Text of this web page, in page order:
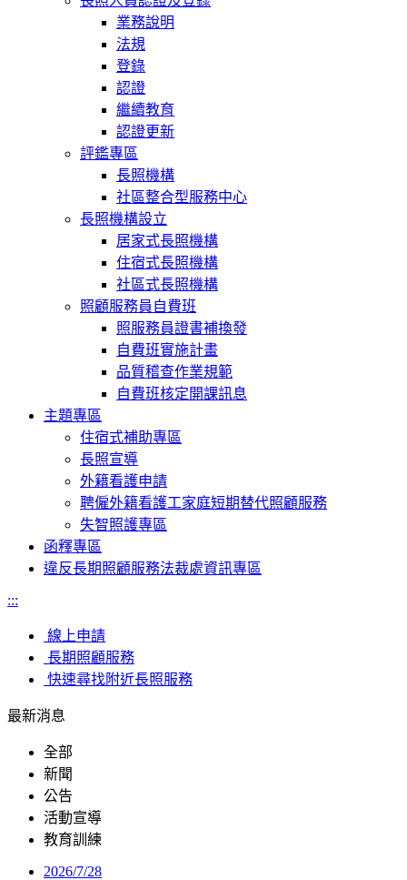
業務說明
法規
登錄
認證
繼續教育
認證更新
評鑑專區
長照機構
社區整合型服務中心
長照機構設立
居家式長照機構
住宿式長照機構
社區式長照機構
照顧服務員自費班
照服務員證書補換發
自費班實施計畫
品質稽查作業規範
自費班核定開課訊息
主題專區
住宿式補助專區
長照宣導
外籍看護申請
聘僱外籍看護工家庭短期替代照顧服務
失智照護專區
函釋專區
違反長期照顧服務法裁處資訊專區
:::
線上申請
長期照顧服務
快速尋找附近長照服務
最新消息
全部
新聞
公告
活動宣導
教育訓練
2026/7/28